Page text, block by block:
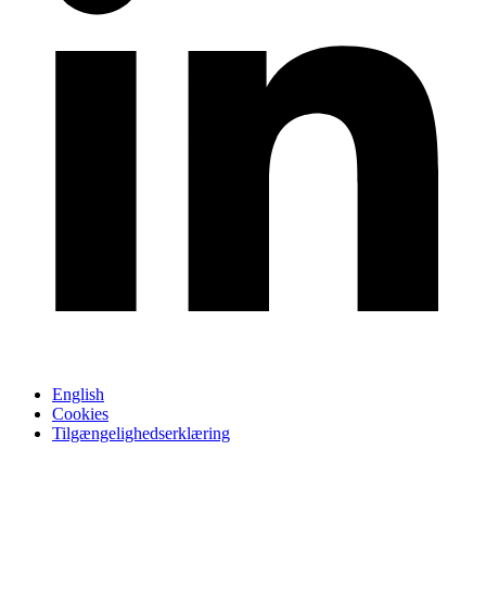
English
Cookies
Tilgængelighedserklæring